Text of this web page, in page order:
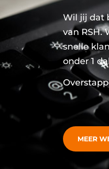
Wil jij dat
van RSH.
snelle
onder 1
MEER